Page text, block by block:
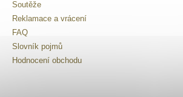
Soutěže
Reklamace a vrácení
FAQ
Slovník pojmů
Hodnocení obchodu